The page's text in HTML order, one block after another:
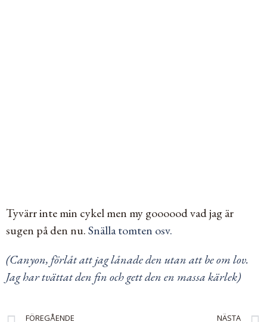
Tyvärr inte min cykel men my goooood vad jag är
sugen på den nu.Snälla tomten osv.
(Canyon, förlåt att jag lånade den utan att be om lov.
Jag har tvättat den fin och gett den en massa kärlek)
FÖREGÅENDE NÄSTA